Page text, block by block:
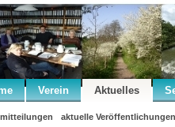
Verein Aktuelles
aktuelle Veröffentlichungen